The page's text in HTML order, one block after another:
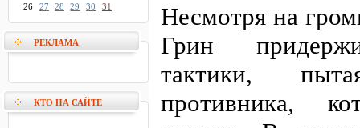
26
27 28 29 30 31
РЕКЛАМА
КТО НА САЙТЕ
Несмотря на
Грин
тактики,
противника,